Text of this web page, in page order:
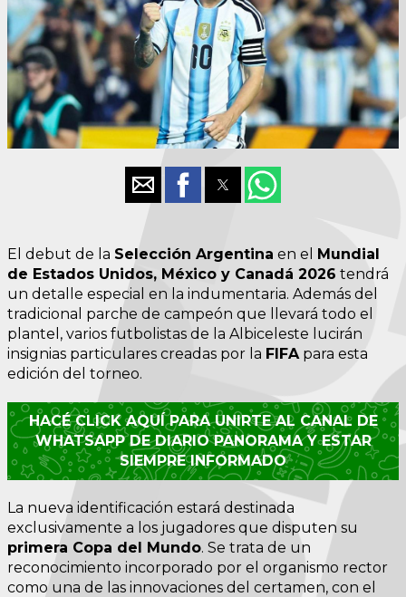
El debut de la Selección Argentina en el Mundial
de Estados Unidos, México y Canadá 2026 tendrá
un detalle especial en la indumentaria. Además del
tradicional parche de campeón que llevará todo el
plantel, varios futbolistas de la Albiceleste lucirán
insignias particulares creadas por la FIFA para esta
edición del torneo.
HACÉ CLICK AQUÍ PARA UNIRTE AL CANAL DE
WHATSAPP DE DIARIO PANORAMA Y ESTAR
SIEMPRE INFORMADO
La nueva identificación estará destinada
exclusivamente a los jugadores que disputen su
primera Copa del Mundo. Se trata de un
reconocimiento incorporado por el organismo rector
como una de las innovaciones del certamen, con el